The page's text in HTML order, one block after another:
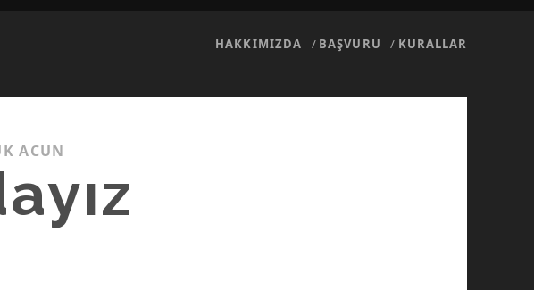
HAKKIMIZDA BAŞVURU KURALLAR
ACUN